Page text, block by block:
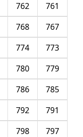
761
762
767
768
773
774
779
780
785
786
791
792
797
798